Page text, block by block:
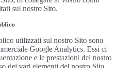
sul nostro Sito.
utilizzati sul nostro Sito sono
Google Analytics. Essi ci
e le prestazioni del nostro
dei vari elementi del nostro Sito